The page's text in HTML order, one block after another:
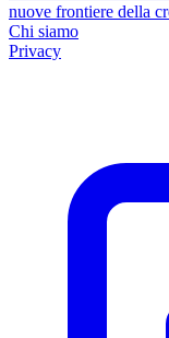
nuove frontiere della
Chi siamo
Privacy